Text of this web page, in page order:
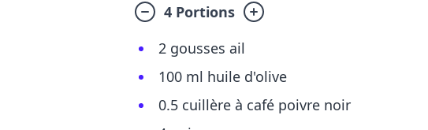
4 Portions
2 gousses ail
100 ml huile d'olive
0.5 cuillère à café poivre noir